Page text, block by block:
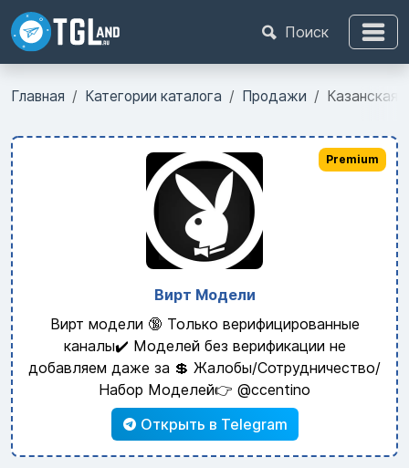
Поиск
Главная Категории каталога Продажи Казанская
Вирт Модели
Вирт модели 🔞 Только верифицированные
каналы✔️ Моделей без верификации не
добавляем даже за 💲 Жалобы/Сотрудничество/
Набор Моделей👉 @ccentino
Открыть в Telegram
Premium